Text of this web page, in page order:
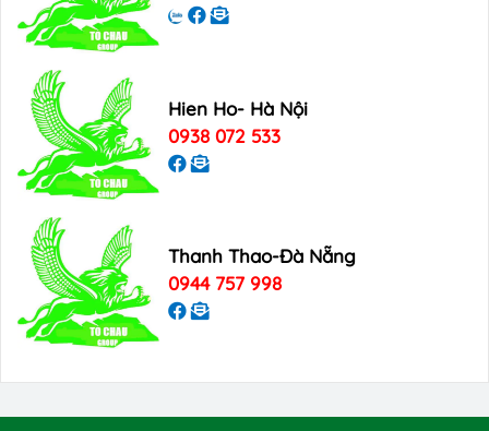
Hien Ho- Hà Nội
0938 072 533
Thanh Thao-Đà Nẵng
0944 757 998